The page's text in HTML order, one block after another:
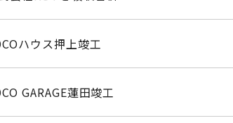
ハウス押上竣工
GARAGE蓮田竣工